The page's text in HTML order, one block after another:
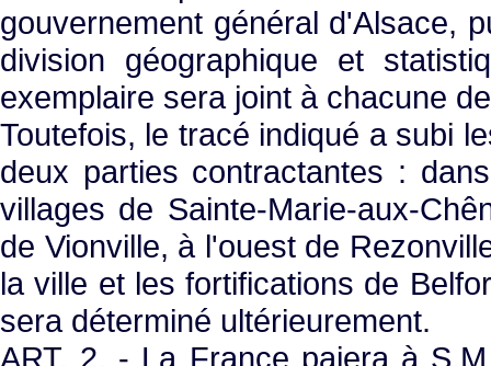
gouvernement général d'Alsace,
division géographique et
exemplaire sera joint à chacune
Toutefois, le tracé indiqué a subi
deux parties contractantes :
villages de Sainte-Marie-aux-
de Vionville, à l'ouest de
la ville et les fortifications de
sera déterminé ultérieurement.
ART. 2. - La France paiera à